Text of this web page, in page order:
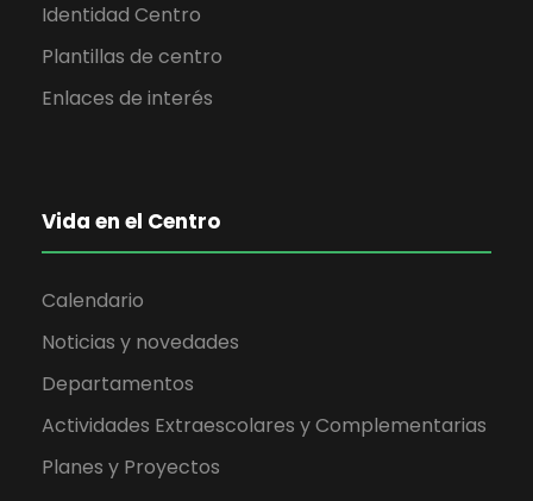
Identidad Centro
Plantillas de centro
Enlaces de interés
Vida en el Centro
Calendario
Noticias y novedades
Departamentos
Actividades Extraescolares y Complementarias
Planes y Proyectos